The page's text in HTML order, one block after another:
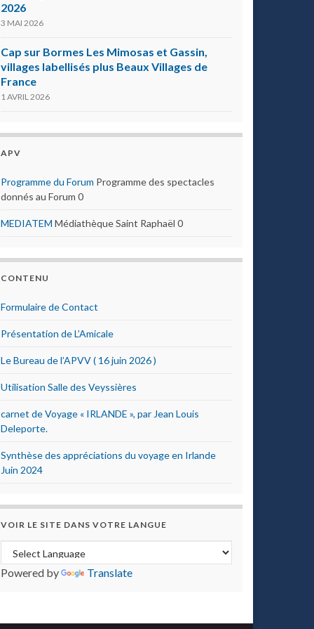
2026
3 MAI 2026
Cap sur Bormes Les Mimosas et Gassin,
villages labellisés plus Beaux Villages de
France
1 AVRIL 2026
APV
Programme du Forum Programme des spectacles
donnés au Forum 0
MEDIATEM Médiathèque Saint Raphaël 0
CONTENU
Formulaire de Contact
Présentation de L’Amicale
Le Bureau de l’APVV ( 16 juin 2026 )
Utilisation Salle des Veyssières
carnet de Voyage « IRLANDE », par Jean Louis
Deleporte.
Synthèse des appréciations du voyage en Irlande
Juin 2024
VOIR LE SITE DANS VOTRE LANGUE
Powered by Translate